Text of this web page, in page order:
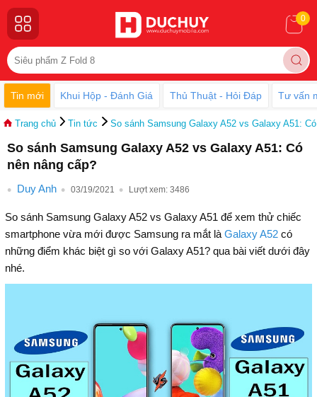
0
Tin mới Khui Hộp - Đánh Giá Thủ Thuật - Hỏi Đáp Tư vấn
Trang chủ Tin tức So sánh Samsung Galaxy A52 vs Galaxy A51:
So sánh Samsung Galaxy A52 vs Galaxy A51: Có
nên nâng cấp?
Duy Anh 03/19/2021 Lượt xem: 3486
So sánh Samsung Galaxy A52 vs Galaxy A51 để xem thử chiếc
smartphone vừa mới được Samsung ra mắt là Galaxy A52có
những điểm khác biệt gì so với Galaxy A51? qua bài viết dưới đây
nhé.